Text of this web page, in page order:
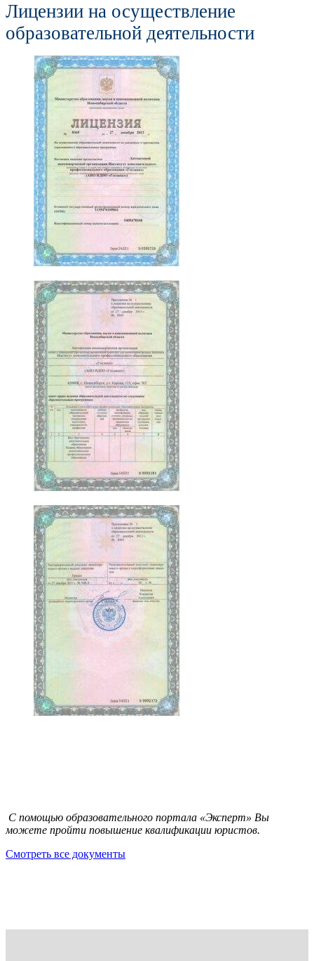
Лицензии на осуществление
образовательной деятельности
С помощью образовательного портала «Эксперт» Вы
можете пройти повышение квалификации юристов.
Смотреть все документы